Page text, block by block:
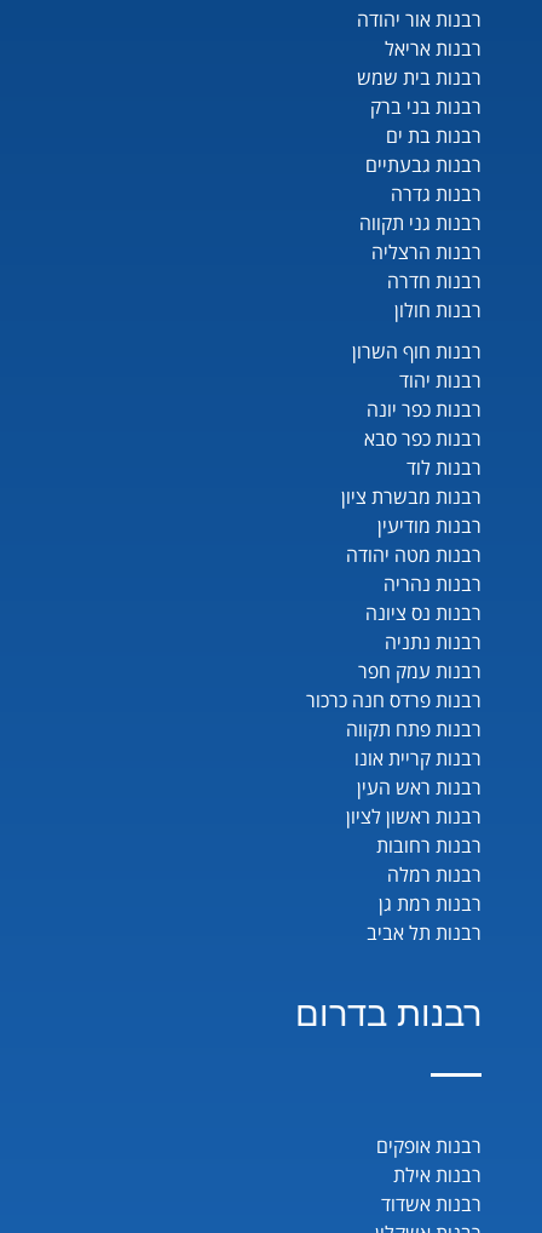
רבנות אור יהודה
רבנות אריאל
רבנות בית שמש
רבנות בני ברק
רבנות בת ים
רבנות גבעתיים
רבנות גדרה
רבנות גני תקווה
רבנות הרצליה
רבנות חדרה
רבנות חולון
רבנות חוף השרון
רבנות יהוד
רבנות כפר יונה
רבנות כפר סבא
רבנות לוד
רבנות מבשרת ציון
רבנות מודיעין
רבנות מטה יהודה
רבנות נהריה
רבנות נס ציונה
רבנות נתניה
רבנות עמק חפר
רבנות פרדס חנה כרכור
רבנות פתח תקווה
רבנות קריית אונו
רבנות ראש העין
רבנות ראשון לציון
רבנות רחובות
רבנות רמלה
רבנות רמת גן
רבנות תל אביב
רבנות בדרום
רבנות אופקים
רבנות אילת
רבנות אשדוד